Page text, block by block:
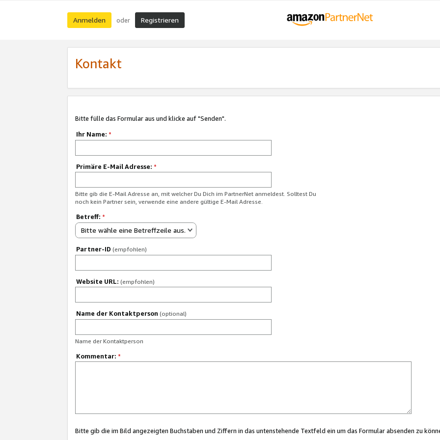
Anmelden oder Registrieren
Kontakt
Bitte fülle das Formular aus und klicke auf "Senden".
Ihr Name: *
Primäre E-Mail Adresse: *
Bitte gib die E-Mail Adresse an, mit welcher Du Dich im PartnerNet anmeldest. Solltest Du
noch kein Partner sein, verwende eine andere gültige E-Mail Adresse.
Betreff: *
Bitte wähle eine Betreffzeile aus.
Partner-ID (empfohlen)
Website URL: (empfohlen)
Name der Kontaktperson (optional)
Name der Kontaktperson
Kommentar: *
Bitte gib die im Bild angezeigten Buchstaben und Ziffern in das untenstehende Textfeld ein um das Formular absenden zu